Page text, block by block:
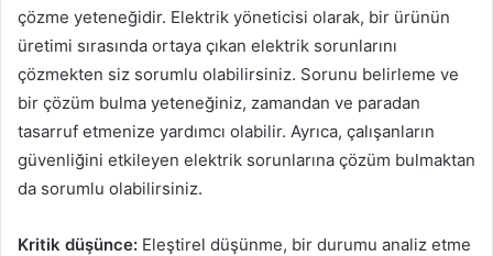
çözme yeteneğidir. Elektrik yöneticisi olarak, bir ürünün
üretimi sırasında ortaya çıkan elektrik sorunlarını
çözmekten siz sorumlu olabilirsiniz. Sorunu belirleme ve
bir çözüm bulma yeteneğiniz, zamandan ve paradan
tasarruf etmenize yardımcı olabilir. Ayrıca, çalışanların
güvenliğini etkileyen elektrik sorunlarına çözüm bulmaktan
da sorumlu olabilirsiniz.
Kritik düşünce: Eleştirel düşünme, bir durumu analiz etme